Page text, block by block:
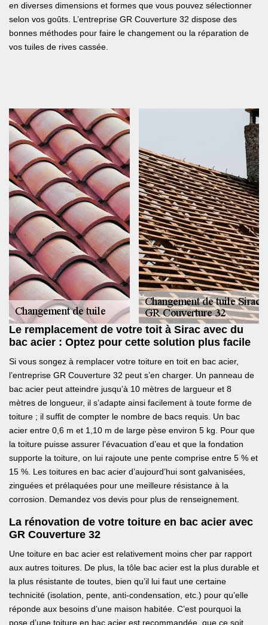
en diverses dimensions et formes que vous pouvez sélectionner
selon vos goûts. L’entreprise GR Couverture 32 dispose des
bonnes méthodes pour faire le changement ou la réparation de
vos tuiles de rives cassée.
Le remplacement de votre toit à Sirac avec du
bac acier : Optez pour cette solution plus facile
Si vous songez à remplacer votre toiture en toit en bac acier,
l’entreprise GR Couverture 32 peut s’en charger. Un panneau de
bac acier peut atteindre jusqu’à 10 mètres de largueur et 8
mètres de longueur, il s’adapte ainsi facilement à toute forme de
toiture ; il suffit de compter le nombre de bacs requis. Un bac
acier entre 0,6 m et 1,10 m de large pèse environ 5 kg. Pour que
la toiture puisse assurer l’évacuation d’eau et que la fondation
supporte la toiture, on lui rajoute une pente comprise entre 5 % et
15 %. Les toitures en bac acier d’aujourd’hui sont galvanisées,
zinguées et prélaquées pour une meilleure résistance à la
corrosion. Demandez vos devis pour plus de renseignement.
La rénovation de votre toiture en bac acier avec
GR Couverture 32
Une toiture en bac acier est relativement moins cher par rapport
aux autres toitures. De plus, la tôle bac acier est la plus durable et
la plus résistante de toutes, bien qu’il lui faut une certaine
technicité (isolation, pente, anti-condensation, etc.) pour qu’elle
réponde aux besoins d’une maison habitée. C’est pourquoi la
pose d’une toiture en bac acier est recommandée, que ce soit